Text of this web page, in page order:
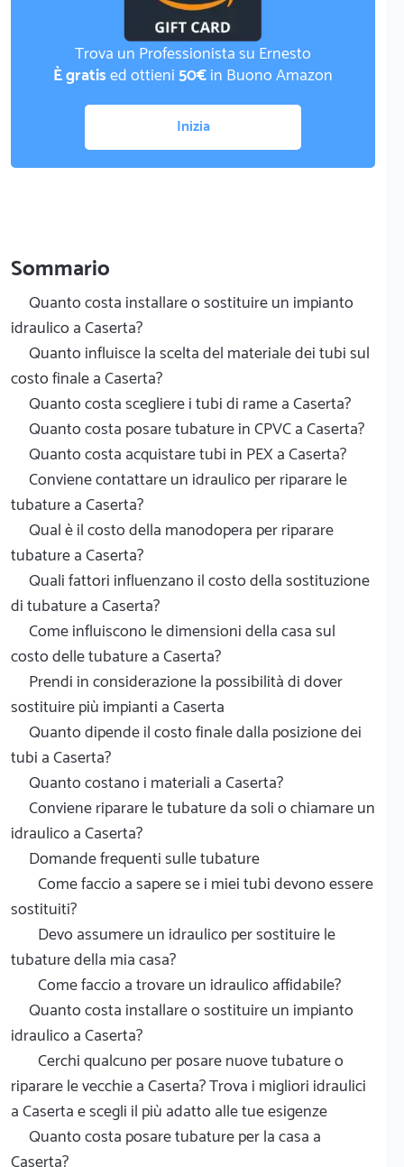
Trova un Professionista su Ernesto
È gratised ottieni50€in Buono Amazon
Inizia
Sommario
Quanto costa installare o sostituire un impianto
idraulico a Caserta?
Quanto influisce la scelta del materiale dei tubi sul
costo finale a Caserta?
Quanto costa scegliere i tubi di rame a Caserta?
Quanto costa posare tubature in CPVC a Caserta?
Quanto costa acquistare tubi in PEX a Caserta?
Conviene contattare un idraulico per riparare le
tubature a Caserta?
Qual è il costo della manodopera per riparare
tubature a Caserta?
Quali fattori influenzano il costo della sostituzione
di tubature a Caserta?
Come influiscono le dimensioni della casa sul
costo delle tubature a Caserta?
Prendi in considerazione la possibilità di dover
sostituire più impianti a Caserta
Quanto dipende il costo finale dalla posizione dei
tubi a Caserta?
Quanto costano i materiali a Caserta?
Conviene riparare le tubature da soli o chiamare un
idraulico a Caserta?
Domande frequenti sulle tubature
Come faccio a sapere se i miei tubi devono essere
sostituiti?
Devo assumere un idraulico per sostituire le
tubature della mia casa?
Come faccio a trovare un idraulico affidabile?
Quanto costa installare o sostituire un impianto
idraulico a Caserta?
Cerchi qualcuno per posare nuove tubature o
riparare le vecchie a Caserta? Trova i migliori idraulici
a Caserta e scegli il più adatto alle tue esigenze
Quanto costa posare tubature per la casa a